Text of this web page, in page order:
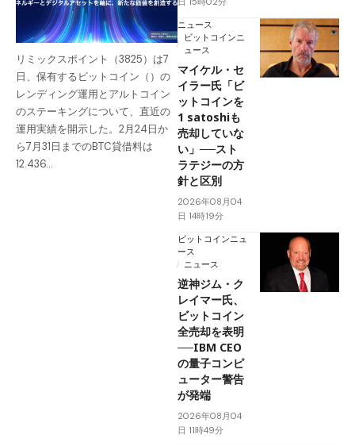
リミックスポイント（3825）は7
日、保有するビットコイン（）の
レンディング運用とアルトコイン
のステーキングについて、直近の
運用実績を開示した。2月24日か
ら7月31日までのBTC貸借料は
12.436…
ニュース
ビットコインニ
ュース
マイケル・セ
イラー氏「ビ
ットコインを
1 satoshiも
売却していな
い」──スト
ラテジーの方
針と区別
2026年08月04
日 14時19分
ビットコインニュ
ース
ニュース
逆神ジム・ク
レイマー氏、
ビットコイン
全売却を表明
──IBM CEO
の量子コンピ
ューター警告
が発端
2026年08月04
日 11時49分